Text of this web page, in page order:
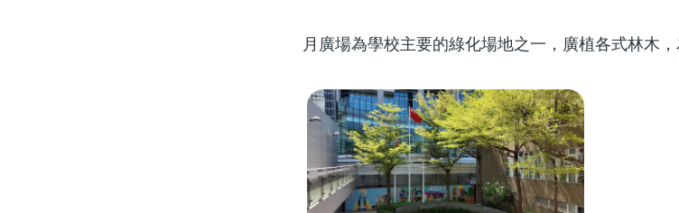
月廣場為學校主要的綠化場地之一，廣植各式林木